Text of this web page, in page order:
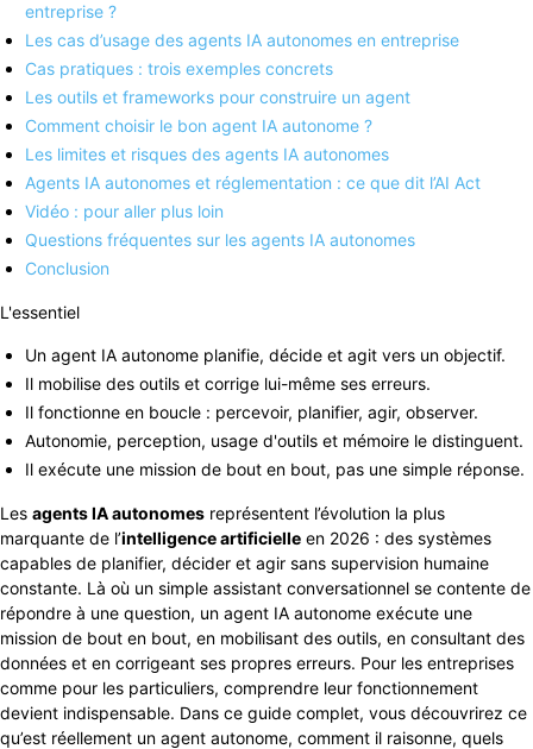
entreprise ?
Les cas d’usage des agents IA autonomes en entreprise
Cas pratiques : trois exemples concrets
Les outils et frameworks pour construire un agent
Comment choisir le bon agent IA autonome ?
Les limites et risques des agents IA autonomes
Agents IA autonomes et réglementation : ce que dit l’AI Act
Vidéo : pour aller plus loin
Questions fréquentes sur les agents IA autonomes
Conclusion
L'essentiel
Un agent IA autonome planifie, décide et agit vers un objectif.
Il mobilise des outils et corrige lui-même ses erreurs.
Il fonctionne en boucle : percevoir, planifier, agir, observer.
Autonomie, perception, usage d'outils et mémoire le distinguent.
Il exécute une mission de bout en bout, pas une simple réponse.
Les agents IA autonomes représentent l’évolution la plus
marquante de l’intelligence artificielle en 2026 : des systèmes
capables de planifier, décider et agir sans supervision humaine
constante. Là où un simple assistant conversationnel se contente de
répondre à une question, un agent IA autonome exécute une
mission de bout en bout, en mobilisant des outils, en consultant des
données et en corrigeant ses propres erreurs. Pour les entreprises
comme pour les particuliers, comprendre leur fonctionnement
devient indispensable. Dans ce guide complet, vous découvrirez ce
qu’est réellement un agent autonome, comment il raisonne, quels